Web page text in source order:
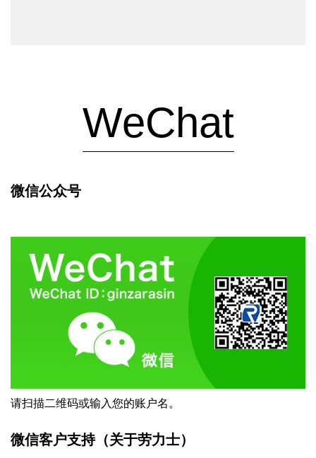
WeChat
微信公众号
请扫描二维码或输入您的账户名。
微信客户支持（关于劳力士）